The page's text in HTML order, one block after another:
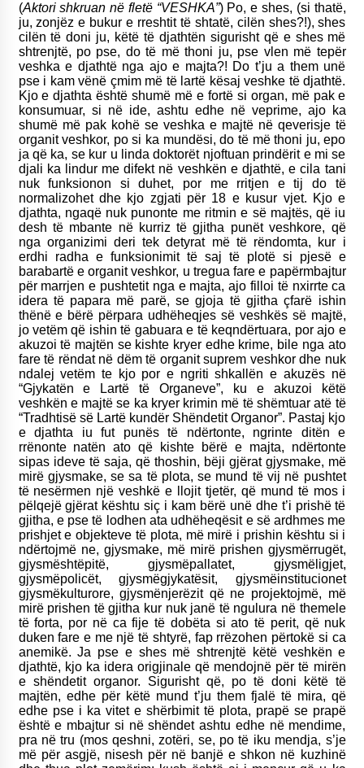
(Aktori shkruan në fletë “VESHKA”) Po, e shes, (si thatë,
ju, zonjëz e bukur e rreshtit të shtatë, cilën shes?!), shes
cilën të doni ju, këtë të djathtën sigurisht që e shes më
shtrenjtë, po pse, do të më thoni ju, pse vlen më tepër
veshka e djathtë nga ajo e majta?! Do t’ju a them unë
pse i kam vënë çmim më të lartë kësaj veshke të djathtë.
Kjo e djathta është shumë më e fortë si organ, më pak e
konsumuar, si në ide, ashtu edhe në veprime, ajo ka
shumë më pak kohë se veshka e majtë në qeverisje të
organit veshkor, po si ka mundësi, do të më thoni ju, epo
ja që ka, se kur u linda doktorët njoftuan prindërit e mi se
djali ka lindur me difekt në veshkën e djathtë, e cila tani
nuk funksionon si duhet, por me rritjen e tij do të
normalizohet dhe kjo zgjati për 18 e kusur vjet. Kjo e
djathta, ngaqë nuk punonte me ritmin e së majtës, që iu
desh të mbante në kurriz të gjitha punët veshkore, që
nga organizimi deri tek detyrat më të rëndomta, kur i
erdhi radha e funksionimit të saj të plotë si pjesë e
barabartë e organit veshkor, u tregua fare e papërmbajtur
për marrjen e pushtetit nga e majta, ajo filloi të nxirrte ca
idera të papara më parë, se gjoja të gjitha çfarë ishin
thënë e bërë përpara udhëheqjes së veshkës së majtë,
jo vetëm që ishin të gabuara e të keqndërtuara, por ajo e
akuzoi të majtën se kishte kryer edhe krime, bile nga ato
fare të rëndat në dëm të organit suprem veshkor dhe nuk
ndalej vetëm te kjo por e ngriti shkallën e akuzës në
“Gjykatën e Lartë të Organeve”, ku e akuzoi këtë
veshkën e majtë se ka kryer krimin më të shëmtuar atë të
“Tradhtisë së Lartë kundër Shëndetit Organor”. Pastaj kjo
e djathta iu fut punës të ndërtonte, ngrinte ditën e
rrënonte natën ato që kishte bërë e majta, ndërtonte
sipas ideve të saja, që thoshin, bëji gjërat gjysmake, më
mirë gjysmake, se sa të plota, se mund të vij në pushtet
të nesërmen një veshkë e llojit tjetër, që mund të mos i
pëlqejë gjërat kështu siç i kam bërë unë dhe t’i prishë të
gjitha, e pse të lodhen ata udhëheqësit e së ardhmes me
prishjet e objekteve të plota, më mirë i prishin kështu si i
ndërtojmë ne, gjysmake, më mirë prishen gjysmërrugët,
gjysmështëpitë, gjysmëpallatet, gjysmëligjet,
gjysmëpolicët, gjysmëgjykatësit, gjysmëinstitucionet
gjysmëkulturore, gjysmënjerëzit që ne projektojmë, më
mirë prishen të gjitha kur nuk janë të ngulura në themele
të forta, por në ca fije të dobëta si ato të perit, që nuk
duken fare e me një të shtyrë, fap rrëzohen përtokë si ca
anemikë. Ja pse e shes më shtrenjtë këtë veshkën e
djathtë, kjo ka idera origjinale që mendojnë për të mirën
e shëndetit organor. Sigurisht që, po të doni këtë të
majtën, edhe për këtë mund t’ju them fjalë të mira, që
edhe pse i ka vitet e shërbimit të plota, prapë se prapë
është e mbajtur si në shëndet ashtu edhe në mendime,
pra në tru (mos qeshni, zotëri, se, po të iku mendja, s’je
më për asgjë, nisesh për në banjë e shkon në kuzhinë